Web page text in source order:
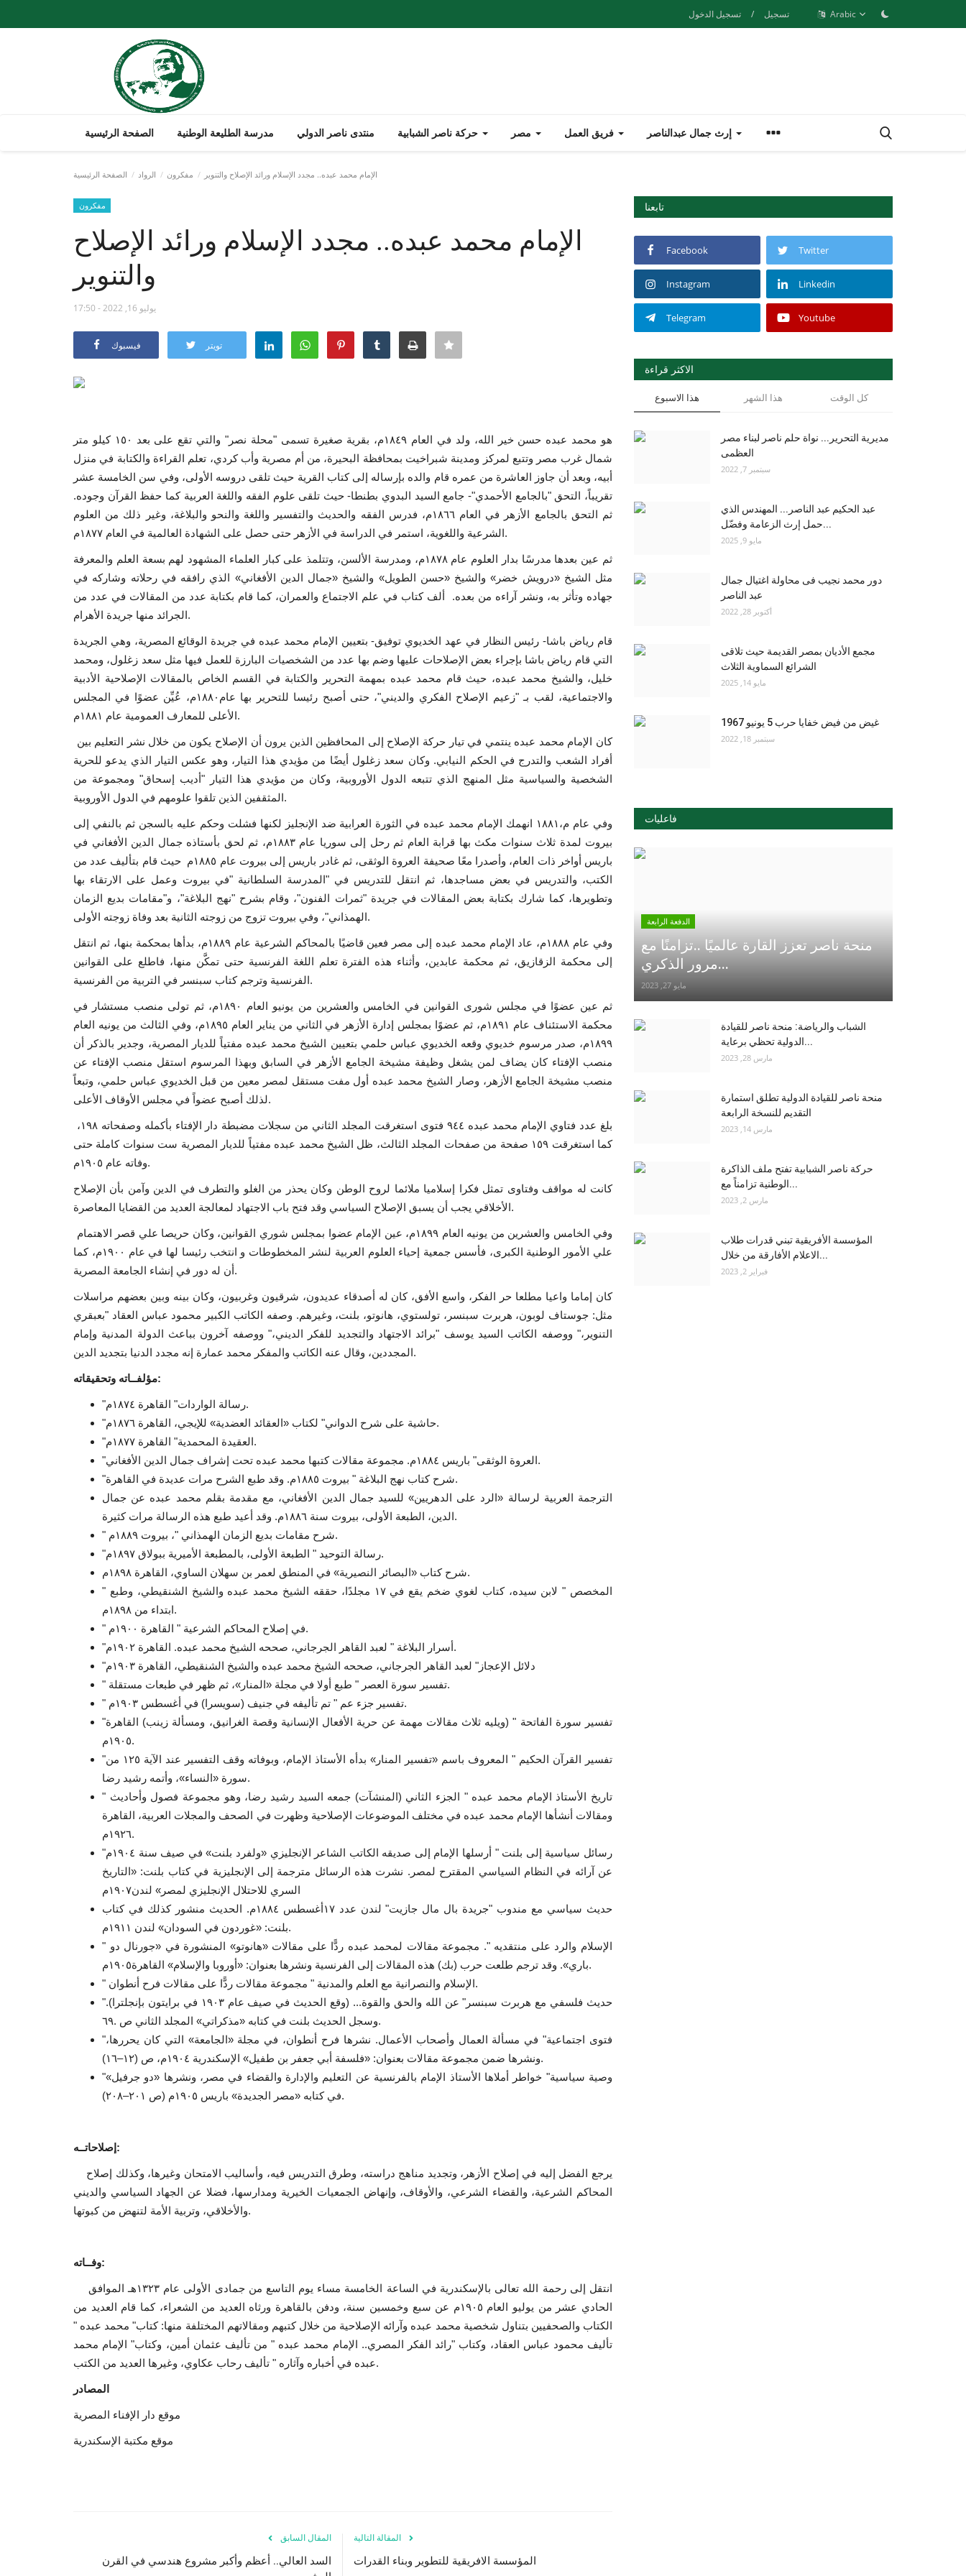
تسجيل الدخول / تسجيل Arabic
الصفحة الرئيسية مدرسة الطليعة الوطنية منتدى ناصر الدولي
الصفحة الرئيسية الرواد مفكرون الإمام محمد عبده.. مجدد الإسلام ورائد الإصلاح والتنوير
مفكرون
الإمام محمد عبده.. مجدد الإسلام ورائد الإصلاح
والتنوير
يوليو 16, 2022 - 17:50
فيسبوك تويتر
هو محمد عبده حسن خير الله، ولد في العام ١٨٤٩م، بقرية صغيرة تسمى "محلة نصر" والتي تقع على بعد ١٥٠ كيلو متر
شمال غرب مصر وتتبع لمركز ومدينة شبراخيت بمحافظة البحيرة، من أم مصرية وأب كردي، تعلم القراءة والكتابة في منزل
أبيه، وبعد أن جاوز العاشرة من عمره قام والده بإرساله إلى كتاب القرية حيث تلقى دروسه الأولى، وفي سن الخامسة عشر
تقريباً، التحق "بالجامع الأحمدي"- جامع السيد البدوي بطنطا- حيث تلقى علوم الفقه واللغة العربية كما حفظ القرآن وجوده.
ثم التحق بالجامع الأزهر في العام ١٨٦٦م، فدرس الفقه والحديث والتفسير واللغة والنحو والبلاغة، وغير ذلك من العلوم
الشرعية واللغوية، استمر في الدراسة في الأزهر حتى حصل على الشهادة العالمية في العام ١٨٧٧م.
ثم عين بعدها مدرسًا بدار العلوم عام ١٨٧٨م، ومدرسة الألسن، وتتلمذ على كبار العلماء المشهود لهم بسعة العلم والمعرفة
مثل الشيخ «درويش خضر» والشيخ «حسن الطويل» والشيخ «جمال الدين الأفغاني» الذي رافقه في رحلاته وشاركه في
جهاده وتأثر به، ونشر آراءه من بعده. ألف كتاب في علم الاجتماع والعمران، كما قام بكتابة عدد من المقالات في عدد من
الجرائد منها جريدة الأهرام.
قام رياض باشا- رئيس النظار في عهد الخديوي توفيق- بتعيين الإمام محمد عبده في جريدة الوقائع المصرية، وهي الجريدة
التي قام رياض باشا بإجراء بعض الإصلاحات عليها وضم بها عدد من الشخصيات البارزة للعمل فيها مثل سعد زغلول، ومحمد
خليل، والشيخ محمد عبده، حيث قام محمد عبده بمهمة التحرير والكتابة في القسم الخاص بالمقالات الإصلاحية الأدبية
والاجتماعية، لقب بـ "زعيم الإصلاح الفكري والديني"، حتى أصبح رئيسا للتحرير بها عام١٨٨٠م، عُيِّن عضوًا في المجلس
الأعلى للمعارف العمومية عام ١٨٨١م.
أفراد الشعب والتدرج في الحكم النيابي. وكان سعد زغلول أيضًا من مؤيدي هذا التيار، وهو عكس التيار الذي يدعو للحرية
الشخصية والسياسية مثل المنهج الذي تتبعه الدول الأوروبية، وكان من مؤيدي هذا التيار "أديب إسحاق" ومجموعة من
المثقفين الذين تلقوا علومهم في الدول الأوروبية.
وفي عام م،١٨٨١ انهمك الإمام محمد عبده في الثورة العرابية ضد الإنجليز لكنها فشلت وحكم عليه بالسجن ثم بالنفي إلى
بيروت لمدة ثلاث سنوات مكث بها قرابة العام ثم رحل إلى سوريا عام ١٨٨٣م، ثم لحق بأستاذه جمال الدين الأفغاني في
باريس أواخر ذات العام، وأصدرا معًا صحيفة العروة الوثقى، ثم غادر باريس إلى بيروت عام ١٨٨٥م حيث قام بتأليف عدد من
الكتب، والتدريس في بعض مساجدها، ثم انتقل للتدريس في "المدرسة السلطانية "في بيروت وعمل على الارتقاء بها
وتطويرها، كما شارك بكتابة بعض المقالات في جريدة "ثمرات الفنون"، وقام بشرح "نهج البلاغة"، و"مقامات بديع الزمان
الهمذاني"، وفي بيروت تزوج من زوجته الثانية بعد وفاة زوجته الأولى.
وفي عام ١٨٨٨م، عاد الإمام محمد عبده إلى مصر فعين قاضيًا بالمحاكم الشرعية عام ١٨٨٩م، بدأها بمحكمة بنها، ثم انتقل
إلى محكمة الزقازيق، ثم محكمة عابدين، وأثناء هذه الفترة تعلم اللغة الفرنسية حتى تمكَّن منها، فاطلع على القوانين
الفرنسية وترجم كتاب سبنسر في التربية من الفرنسية.
ثم عين عضوًا في مجلس شورى القوانين في الخامس والعشرين من يونيو العام ١٨٩٠م، ثم تولى منصب مستشار في
محكمة الاستئناف عام ١٨٩١م، ثم عضوًا بمجلس إدارة الأزهر في الثاني من يناير العام ١٨٩٥م، وفي الثالث من يونيه العام
١٨٩٩م، صدر مرسوم خديوي وقعه الخديوي عباس حلمي بتعيين الشيخ محمد عبده مفتياً للديار المصرية، وجدير بالذكر أن
منصب الإفتاء كان يضاف لمن يشغل وظيفة مشيخة الجامع الأزهر في السابق وبهذا المرسوم استقل منصب الإفتاء عن
منصب مشيخة الجامع الأزهر، وصار الشيخ محمد عبده أول مفت مستقل لمصر معين من قبل الخديوي عباس حلمي، وتبعاً
لذلك أصبح عضواً في مجلس الأوقاف الأعلى.
كما استغرقت ١٥٩ صفحة من صفحات المجلد الثالث، ظل الشيخ محمد عبده مفتياً للديار المصرية ست سنوات كاملة حتى
وفاته عام ١٩٠٥م.
كانت له مواقف وفتاوى تمثل فكرا إسلاميا ملائما لروح الوطن وكان يحذر من الغلو والتطرف في الدين وآمن بأن الإصلاح
الأخلاقي يجب أن يسبق الإصلاح السياسي وقد فتح باب الاجتهاد لمعالجة العديد من القضايا المعاصرة.
علي الأمور الوطنية الكبرى، فأسس جمعية إحياء العلوم العربية لنشر المخطوطات و انتخب رئيسا لها في عام ١٩٠٠م، كما
أن له دور في إنشاء الجامعة المصرية.
كان إماما واعيا مطلعا حر الفكر، واسع الأفق، كان له أصدقاء عديدون، شرقيون وغربيون، وكان بينه وبين بعضهم مراسلات
مثل: جوستاف لوبون، هربرت سبنسر، تولستوي، هانوتو، بلنت، وغيرهم. وصفه الكاتب الكبير محمود عباس العقاد "بعبقري
التنوير،" ووصفه الكاتب السيد يوسف "برائد الاجتهاد والتجديد للفكر الديني،" ووصفه آخرون بباعث الدولة المدنية وإمام
المجددين، وقال عنه الكاتب والمفكر محمد عمارة إنه مجدد الدنيا بتجديد الدين.
مؤلفــاته وتحقيقاته:
"رسالة الواردات" القاهرة ١٨٧٤م.
"حاشية على شرح الدواني" لكتاب «العقائد العضدية» للإيجي، القاهرة ١٨٧٦م.
"العقيدة المحمدية" القاهرة ١٨٧٧م.
"العروة الوثقى" باريس ١٨٨٤م. مجموعة مقالات كتبها محمد عبده تحت إشراف جمال الدين الأفغاني.
"شرح كتاب نهج البلاغة " بيروت ١٨٨٥م. وقد طبع الشرح مرات عديدة في القاهرة.
الترجمة العربية لرسالة «الرد على الدهريين» للسيد جمال الدين الأفغاني، مع مقدمة بقلم محمد عبده عن جمال
الدين، الطبعة الأولى، بيروت سنة ١٨٨٦م. وقد أعيد طبع هذه الرسالة مرات كثيرة.
" شرح مقامات بديع الزمان الهمذاني "، بيروت ١٨٨٩م.
"رسالة التوحيد " الطبعة الأولى، بالمطبعة الأميرية ببولاق ١٨٩٧م.
شرح كتاب «البصائر النصيرية» في المنطق لعمر بن سهلان الساوي، القاهرة ١٨٩٨م.
" المخصص " لابن سيده، كتاب لغوي ضخم يقع في ١٧ مجلدًا، حققه الشيخ محمد عبده والشيخ الشنقيطي، وطبع
ابتداء من ١٨٩٨م.
" في إصلاح المحاكم الشرعية " القاهرة ١٩٠٠م.
"أسرار البلاغة " لعبد القاهر الجرجاني، صححه الشيخ محمد عبده. القاهرة ١٩٠٢م.
"دلائل الإعجاز" لعبد القاهر الجرجاني، صححه الشيخ محمد عبده والشيخ الشنقيطي، القاهرة ١٩٠٣م
" تفسير سورة العصر " طبع أولا في مجلة «المنار»، ثم ظهر في طبعات مستقلة.
" تفسير جزء عم " تم تأليفه في جنيف (سويسرا) في أغسطس ١٩٠٣م.
"تفسير سورة الفاتحة " (ويليه ثلاث مقالات مهمة عن حرية الأفعال الإنسانية وقصة الغرانيق، ومسألة زينب) القاهرة
١٩٠٥م.
"تفسير القرآن الحكيم " المعروف باسم «تفسير المنار» بدأه الأستاذ الإمام، وبوفاته وقف التفسير عند الآية ١٢٥ من
سورة «النساء»، وأتمه رشيد رضا.
" تاريخ الأستاذ الإمام محمد عبده " الجزء الثاني (المنشآت) جمعه السيد رشيد رضا، وهو مجموعة فصول وأحاديث
ومقالات أنشأها الإمام محمد عبده في مختلف الموضوعات الإصلاحية وظهرت في الصحف والمجلات العربية، القاهرة
١٩٢٦م.
"رسائل سياسية إلى بلنت " أرسلها الإمام إلى صديقه الكاتب الشاعر الإنجليزي «ولفرد بلنت» في صيف سنة ١٩٠٤م
عن آرائه في النظام السياسي المقترح لمصر. نشرت هذه الرسائل مترجمة إلى الإنجليزية في كتاب بلنت: «التاريخ
السري للاحتلال الإنجليزي لمصر» لندن١٩٠٧م
حديث سياسي مع مندوب "جريدة بال مال جازيت" لندن عدد ١٧أغسطس ١٨٨٤م. الحديث منشور كذلك في كتاب
بلنت: «غوردون في السودان» لندن ١٩١١م.
" الإسلام والرد على منتقديه ". مجموعة مقالات لمحمد عبده ردًّا على مقالات «هانوتو» المنشورة في «جورنال دو
باري». وقد ترجم طلعت حرب (بك) هذه المقالات إلى الفرنسية ونشرها بعنوان: «أوروبا والإسلام» القاهرة١٩٠٥م.
" الإسلام والنصرانية مع العلم والمدنية " مجموعة مقالات ردًّا على مقالات فرح أنطوان.
"حديث فلسفي مع هربرت سبنسر" عن الله والحق والقوة... (وقع الحديث في صيف عام ١٩٠٣ في برايتون بإنجلترا).
وسجل الحديث بلنت في كتابه «مذكراتي» المجلد الثاني ص .٦٩.
"فتوى اجتماعية" في مسألة العمال وأصحاب الأعمال. نشرها فرح أنطوان، في مجلة «الجامعة» التي كان يحررها،
ونشرها ضمن مجموعة مقالات بعنوان: «فلسفة أبي جعفر بن طفيل» الإسكندرية ١٩٠٤م، ص (١٢–١٦).
"وصية سياسية" خواطر أملاها الأستاذ الإمام بالفرنسية عن التعليم والإدارة والقضاء في مصر، ونشرها «دو جرفيل»
في كتابه «مصر الجديدة» باريس ١٩٠٥م (ص ٢٠١–٢٠٨).
إصلاحاتــه :
المحاكم الشرعية، والقضاء الشرعي، والأوقاف، وإنهاض الجمعيات الخيرية ومدارسها، فضلا عن الجهاد السياسي والديني
والأخلاقي، وتربية الأمة لتنهض من كبوتها.
وفــاته:
الحادي عشر من يوليو العام ١٩٠٥م عن سبع وخمسين سنة، ودفن بالقاهرة ورثاه العديد من الشعراء، كما قام العديد من
الكتاب والصحفيين بتناول شخصية محمد عبده وآرائه الإصلاحية من خلال كتبهم ومقالاتهم المختلفة منها: كتاب" محمد عبده "
تأليف محمود عباس العقاد، وكتاب "رائد الفكر المصري.. الإمام محمد عبده " من تأليف عثمان أمين، وكتاب" الإمام محمد
عبده في أخباره وآثاره " تأليف رحاب عكاوي، وغيرها العديد من الكتب.
المصادر
موقع دار الإفناء المصرية
موقع مكتبة الإسكندرية
المقال السابق
السد العالي.. أعظم وأكبر مشروع هندسي في القرن
المقالة التالية
المؤسسة الافريقية للتطوير وبناء القدرات
تابعنا
Facebook Twitter
Instagram Linkedin
Telegram Youtube
الاكثر قراءة
هذا الاسبوع هذا الشهر كل الوقت
مديرية التحرير... نواة حلم ناصر لبناء مصر
العظمى
سبتمبر 7, 2022
عبد الحكيم عبد الناصر... المهندس الذي
حمل إرث الزعامة وفضّل...
مايو 9, 2025
دور محمد نجيب فى محاولة اغتيال جمال
عبد الناصر
أكتوبر 28, 2022
مجمع الأديان بمصر القديمة حيث تلاقى
الشرائع السماوية الثلاث
مايو 14, 2025
سبتمبر 18, 2022
فاعليات
الدفعة الرابعة
منحة ناصر تعزز القارة عالميًا ..تزامنًا مع
مرور الذكري...
مايو 27, 2023
الشباب والرياضة: منحة ناصر للقيادة
الدولية تحظي برعاية...
مارس 28, 2023
منحة ناصر للقيادة الدولية تطلق استمارة
التقديم للنسخة الرابعة
مارس 14, 2023
حركة ناصر الشبابية تفتح ملف الذاكرة
الوطنية تزامناً مع...
مارس 2, 2023
المؤسسة الأفريقية تبني قدرات طلاب
الاعلام الأفارقة من خلال...
فبراير 2, 2023